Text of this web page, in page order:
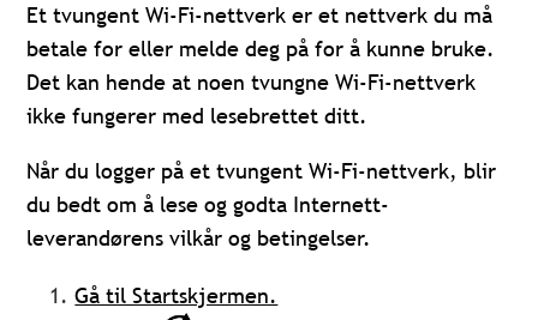
Et tvungent Wi-Fi-nettverk er et nettverk du må
betale for eller melde deg på for å kunne bruke.
Det kan hende at noen tvungne Wi-Fi-nettverk
ikke fungerer med lesebrettet ditt.
Når du logger på et tvungent Wi-Fi-nettverk, blir
du bedt om å lese og godta Internett-
leverandørens vilkår og betingelser.
Gå til Startskjermen.